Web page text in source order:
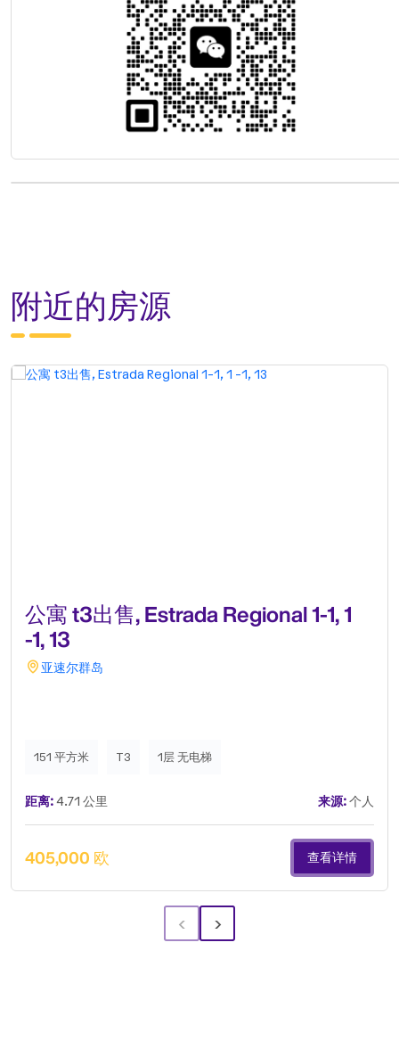
附近的房源
公寓 t3出售, Estrada Regional 1-1, 1
-1, 13
亚速尔群岛
151 平方米 T3 1层 无电梯
距离:4.71 公里 来源:个人
405,000 欧 查看详情
‹ ›